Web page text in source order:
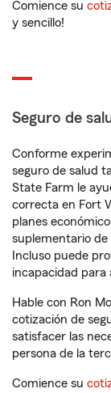
Comience su
y sencillo!
Seguro de
Conforme
seguro de salud
State Farm le
correcta en Fort
planes
suplementario
Incluso puede
incapacidad para
Hable con Ron
cotización de
satisfacer las
persona de la
Comience su